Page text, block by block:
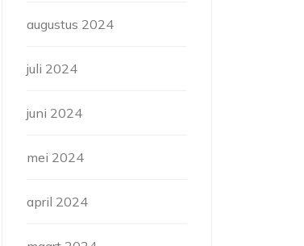
augustus 2024
juli 2024
juni 2024
mei 2024
april 2024